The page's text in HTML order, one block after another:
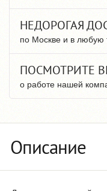
НЕДОРОГАЯ
по Москве и в любую
ПОСМОТРИТЕ
о работе нашей
Описание